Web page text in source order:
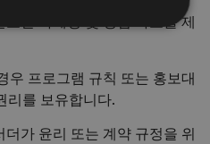
한 마케팅 및 영업 자료를 제
우 프로그램 규칙 또는 홍보대
리를 보유합니다.
가 윤리 또는 계약 규정을 위